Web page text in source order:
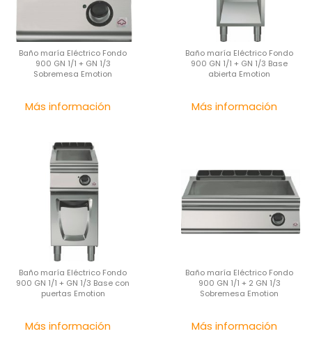
Baño maría Eléctrico Fondo
900 GN 1/1 + GN 1/3
Sobremesa Emotion
Más información
Baño maría Eléctrico Fondo
900 GN 1/1 + GN 1/3 Base
abierta Emotion
Más información
Baño maría Eléctrico Fondo
900 GN 1/1 + GN 1/3 Base con
puertas Emotion
Más información
Baño maría Eléctrico Fondo
900 GN 1/1 + 2 GN 1/3
Sobremesa Emotion
Más información